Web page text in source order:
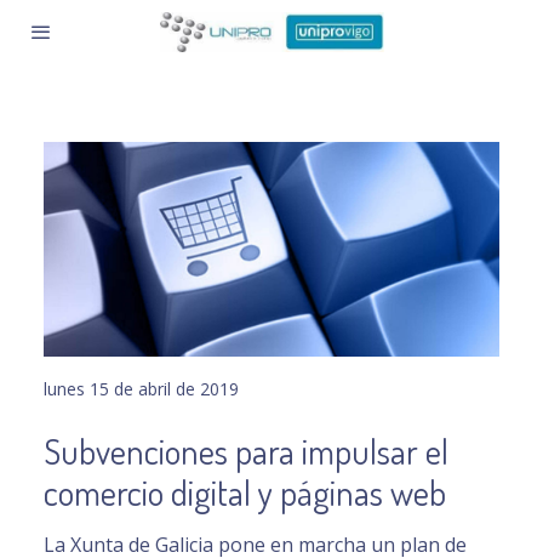
lunes 15 de abril de 2019
Subvenciones para impulsar el
comercio digital y páginas web
La Xunta de Galicia pone en marcha un plan de